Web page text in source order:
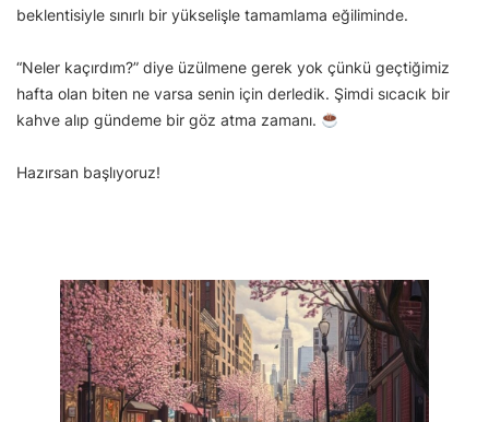
beklentisiyle sınırlı bir yükselişle tamamlama eğiliminde.
“Neler kaçırdım?” diye üzülmene gerek yok çünkü geçtiğimiz
hafta olan biten ne varsa senin için derledik. Şimdi sıcacık bir
kahve alıp gündeme bir göz atma zamanı.
Hazırsan başlıyoruz!